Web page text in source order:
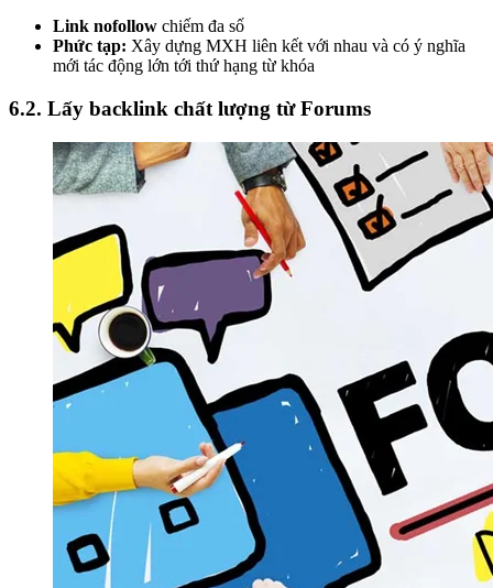
Link nofollow chiếm đa số
Phức tạp: Xây dựng MXH liên kết với nhau và có ý nghĩa
mới tác động lớn tới thứ hạng từ khóa
6.2. Lấy backlink chất lượng từ Forums